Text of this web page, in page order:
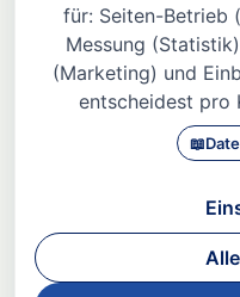
Weiterlesen »